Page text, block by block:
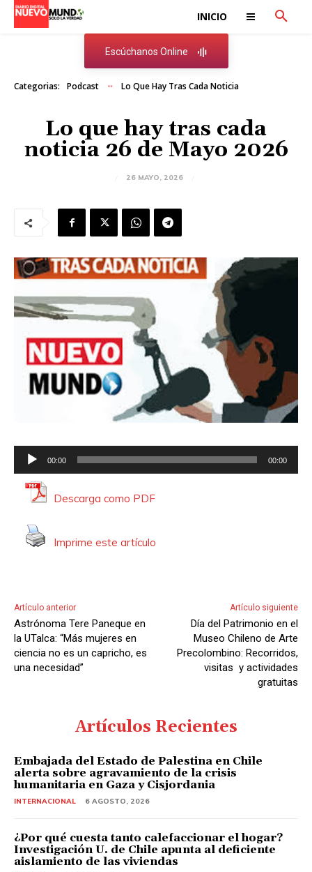
INICIO
Escúchanos Online
Categorias: Podcast Lo Que Hay Tras Cada Noticia
Lo que hay tras cada
noticia 26 de Mayo 2026
26 MAYO, 2026
e
o
r
d
e
o
00:00 00:00
Descarga como PDF
Imprime este artículo
Artículo anterior
Astrónoma Tere Paneque en
la UTalca: “Más mujeres en
ciencia no es un capricho, es
una necesidad”
Artículo siguiente
Día del Patrimonio en el
Museo Chileno de Arte
Precolombino: Recorridos,
visitas y actividades
gratuitas
Artículos Recientes
Embajada del Estado de Palestina en Chile
alerta sobre agravamiento de la crisis
humanitaria en Gaza y Cisjordania
INTERNACIONAL 6 AGOSTO, 2026
¿Por qué cuesta tanto calefaccionar el hogar?
Investigación U. de Chile apunta al deficiente
aislamiento de las viviendas